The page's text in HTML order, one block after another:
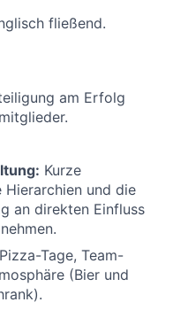
fließend.
am Erfolg
Kurze
Hierarchien und die
an direkten Einfluss
Tage, Team-
(Bier und